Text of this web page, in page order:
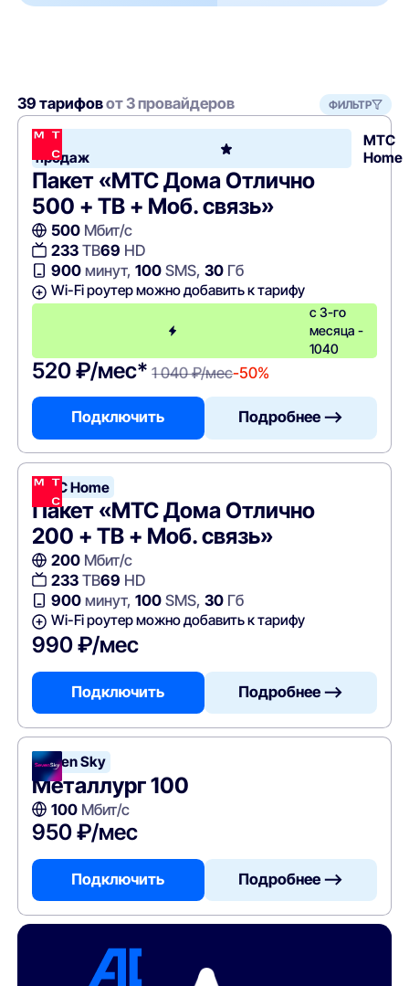
39 тарифовот 3 провайдеров ФИЛЬТР
Хит
продаж
МТС
Home
Пакет «МТС Дома Отлично
500 + ТВ + Моб. связь»
500Мбит/с
233ТВ69 HD
900минут, 100SMS, 30Гб
Wi-Fi роутер можно добавить к тарифу
с 3-го
месяца -
1040
520 ₽/мес* 1 040 ₽/мес-50%
Подключить Подробнее —>
МТС Home
Пакет «МТС Дома Отлично
200 + ТВ + Моб. связь»
200Мбит/с
233ТВ69 HD
900минут, 100SMS, 30Гб
Wi-Fi роутер можно добавить к тарифу
990 ₽/мес
Подключить Подробнее —>
Seven Sky
Металлург 100
100Мбит/с
950 ₽/мес
Подключить Подробнее —>